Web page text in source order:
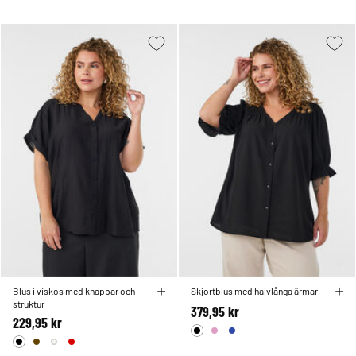
Blus i viskos med knappar och
struktur
229,95 kr
Skjortblus med halvlånga ärmar
379,95 kr